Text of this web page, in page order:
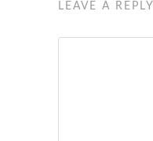
LEAVE A REPLY